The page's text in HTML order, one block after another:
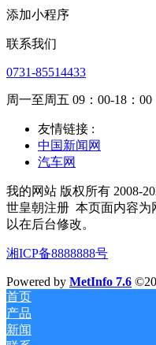
添加小程序
联系我们
0731-85514433
周一至周五 09：00-18：00
友情链接 :
中国新闻网
汽车网
我的网站 版权所有 2008-
世皇朝注册 本页面内容为
以在后台修改。
湘ICP备8888888号
Powered by MetInfo 7.6
首页
产品
新闻